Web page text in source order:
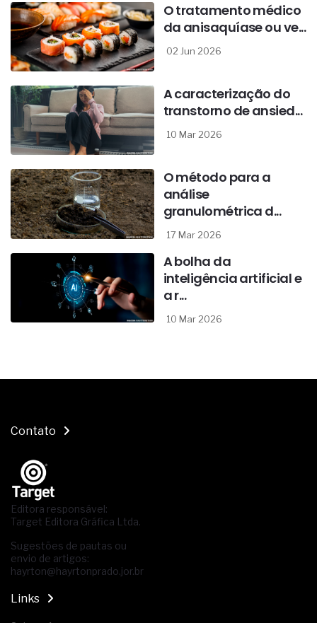
O tratamento médico
da anisaquíase ou ve...
02 Jun 2026
A caracterização do
transtorno de ansied...
10 Mar 2026
O método para a
análise
granulométrica d...
17 Mar 2026
A bolha da
inteligência artificial e
a r...
10 Mar 2026
Contato
Editora responsável:
Target Editora Gráfica Ltda.
Sugestões de pautas ou
envio de artigos:
hayrton@hayrtonprado.jor.br
Links